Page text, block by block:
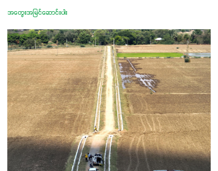
အတွေးအမြင်ဆောင်းပါး